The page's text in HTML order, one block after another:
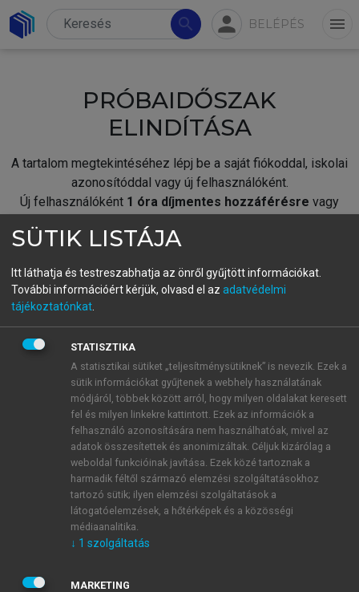
search person BELÉPÉS menu
PRÓBAIDŐSZAK
ELINDÍTÁSA
A tartalom megtekintéséhez lépj be a saját fiókoddal, iskolai
azonosítóddal vagy új felhasználóként.
Új felhasználóként 1 óra díjmentes hozzáférésre vagy
fiókoddal,vagy hozz létre új fiókot.
A regisztráció után apróbaidőszakautomatikusan
BELÉPÉS SAJÁT FIÓKKAL
ÚJ FIÓK LÉTREHOZÁSA
1 óra díjmentes hozzáférés
E-MAIL-CÍM
JELSZÓ
SÜTIK LISTÁJA
Itt láthatja és testreszabhatja az önről gyűjtött információkat.
További információért kérjük, olvasd el az adatvédelmi
tájékoztatónkat
STATISZTIKA
A statisztikai sütiket „teljesítménysütiknek” is nevezik. Ezek a
sütik információkat gyűjtenek a webhely használatának
módjáról, többek között arról, hogy milyen oldalakat keresett
fel és milyen linkekre kattintott. Ezek az információk a
felhasználó azonosítására nem használhatóak, mivel az
adatok összesítettek és anonimizáltak. Céljuk kizárólag a
weboldal funkcióinak javítása. Ezek közé tartoznak a
harmadik féltől származó elemzési szolgáltatásokhoz
tartozó sütik; ilyen elemzési szolgáltatások a
látogatóelemzések, a hőtérképek és a közösségi
médiaanalitika.
↓ 1 szolgáltatás
MARKETING